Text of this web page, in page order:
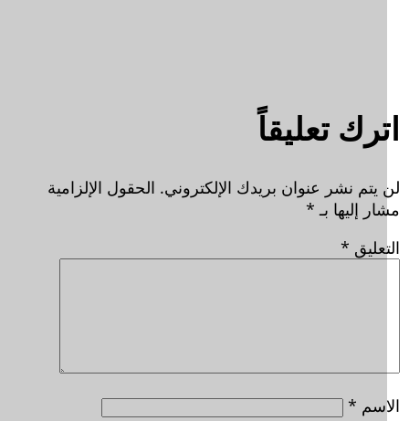
تعليقاً
يتم نشر عنوان بريدك الإلكتروني. الحقول الإلزامية
إليها بـ*
*
*